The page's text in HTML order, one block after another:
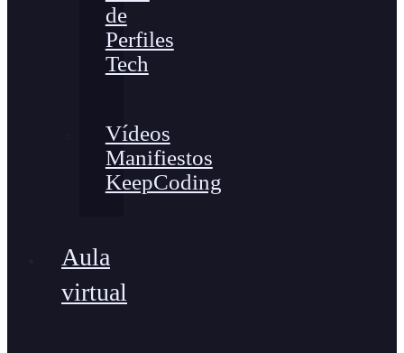
de
Perfiles
Tech
Vídeos
Manifiestos
KeepCoding
Aula
virtual